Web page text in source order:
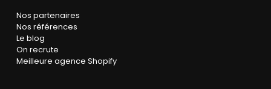
Nos partenaires
Nos références
Le blog
On recrute
Meilleure agence Shopify